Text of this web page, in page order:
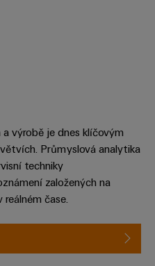
výrobě je dnes klíčovým
Průmyslová analytika
techniky
založených na
čase.